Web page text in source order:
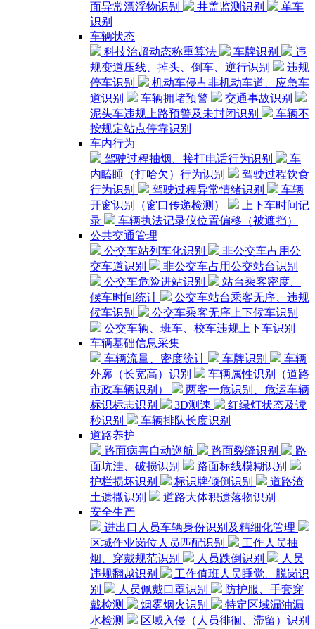
面异常漂浮物识别
井盖监测识别
单车
识别
车辆状态
科技治超动态称重算法
车牌识别
违
规变道压线、掉头、倒车、逆行识别
违规
停车识别
机动车侵占非机动车道、应急车
道识别
车辆拥堵预警
交通事故识别
泥头车违规上路预警及未封闭识别
车辆不
按规定站点停靠识别
车内行为
驾驶过程抽烟、接打电话行为识别
车
内瞌睡（打哈欠）行为识别
驾驶过程饮食
行为识别
驾驶过程异常情绪识别
车辆
开窗识别（窗口传递检测）
上下车时间记
录
车辆执法记录仪位置偏移（被遮挡）
公共交通管理
公交车站列车化识别
非公交车占用公
交车道识别
非公交车占用公交站台识别
公交车危险进站识别
站台乘客密度、
候车时间统计
公交车站台乘客无序、违规
候车识别
公交车乘客无序上下候车识别
公交车辆、班车、校车违规上下车识别
车辆基础信息采集
车辆流量、密度统计
车牌识别
车辆
外廓（长宽高）识别
车辆属性识别（道路
市政车辆识别）
两客一危识别、危运车辆
标识标志识别
3D测速
红绿灯状态及读
秒识别
车辆排队长度识别
道路养护
路面病害自动巡航
路面裂缝识别
路
面坑洼、破损识别
路面标线模糊识别
护栏损坏识别
标识牌倾倒识别
道路渣
土遗撒识别
道路大体积遗落物识别
安全生产
进出口人员车辆身份识别及精细化管理
区域作业岗位人员匹配识别
工作人员抽
烟、穿戴规范识别
人员跌倒识别
人员
违规翻越识别
工作值班人员睡觉、脱岗识
别
人员佩戴口罩识别
防护服、手套穿
戴检测
烟雾烟火识别
特定区域漏油漏
水检测
区域入侵（人员徘徊、滞留）识别